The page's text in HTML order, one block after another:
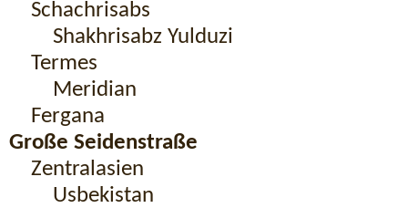
Schachrisabs
Shakhrisabz Yulduzi
Termes
Meridian
Fergana
Große Seidenstraße
Zentralasien
Usbekistan